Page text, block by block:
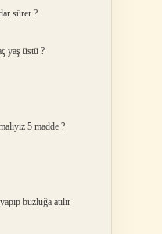
sürer ?
yaş üstü ?
5 madde ?
buzluğa atılır